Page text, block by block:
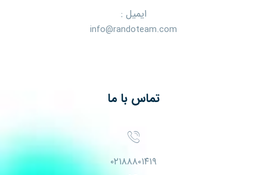
ایمیل :
info@randoteam.com
تماس با ما
۰۲۱۸۸۸۰۱۴۱۹